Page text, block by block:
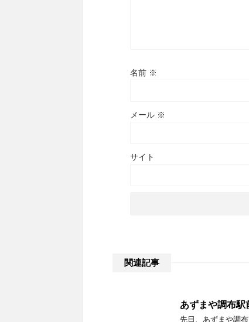
名前 ※
メール ※
サイト
関連記事
あずまや調布駅
先日、あずまや調